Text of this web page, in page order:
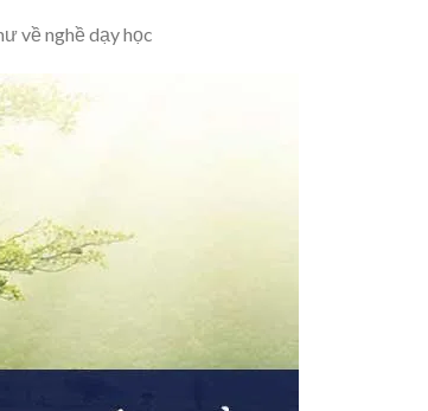
về nghề dạy học